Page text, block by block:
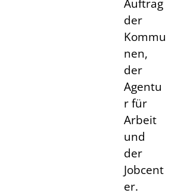
der
Kommu
nen,
der
Agentu
r für
Arbeit
und
der
Jobcent
er.